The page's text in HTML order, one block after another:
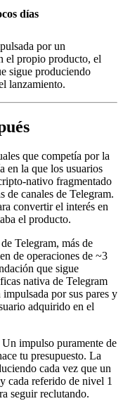
días
por un
el propio producto, el
sigue produciendo
lanzamiento.
que competía por la
en la que los usuarios
nativo fragmentado
canales de Telegram.
convertir el interés en
el producto.
Telegram, más de
de operaciones de ~3
que sigue
nativa de Telegram
por sus pares y
adquirido en el
impulso puramente de
tu presupuesto. La
cada vez que un
cada referido de nivel 1
seguir reclutando.